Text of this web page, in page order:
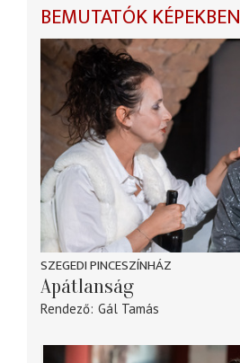
BEMUTATÓK KÉPEKBEN
SZEGEDI PINCESZÍNHÁZ
Apátlanság
Rendező Gál Tamás